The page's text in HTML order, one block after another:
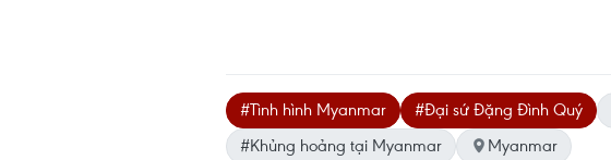
#Tình hình Myanmar #Đại sứ Đặng Đình Quý
#Khủng hoảng tại Myanmar
Myanmar